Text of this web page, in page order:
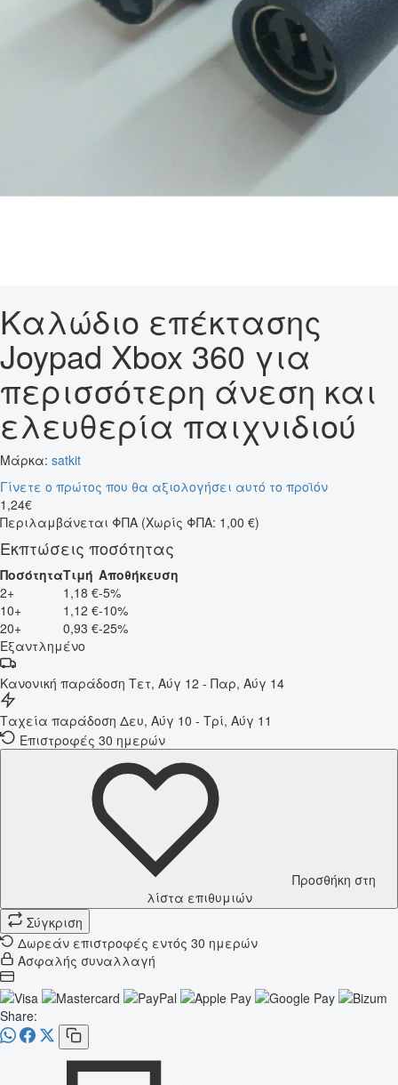
Καλώδιο επέκτασης
Joypad Xbox 360 για
περισσότερη άνεση και
ελευθερία παιχνιδιού
Μάρκα: satkit
Γίνετε ο πρώτος που θα αξιολογήσει αυτό το προϊόν
1 ,24€
Περιλαμβάνεται ΦΠΑ (Χωρίς ΦΠΑ: 1,00 €)
Εκπτώσεις ποσότητας
ΠοσότηταΤιμή Αποθήκευση
2+
1,18 €-5%
10+
1,12 €-10%
20+
0,93 €-25%
Εξαντλημένο
Κανονική παράδοση Τετ, Αύγ 12 - Παρ, Αύγ 14
Ταχεία παράδοση Δευ, Αύγ 10 - Τρί, Αύγ 11
Επιστροφές 30 ημερών
Προσθήκη στη
λίστα επιθυμιών
Σύγκριση
Δωρεάν επιστροφές εντός 30 ημερών
Ασφαλής συναλλαγή
Share: